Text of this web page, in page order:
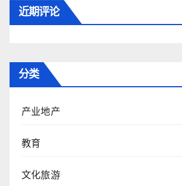
近期评论
分类
产业地产
教育
文化旅游